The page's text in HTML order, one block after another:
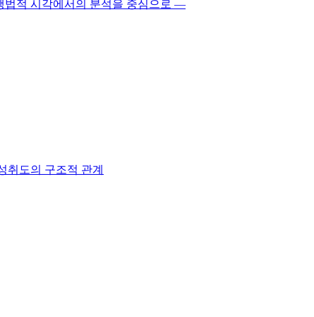
법적 시각에서의 분석을 중심으로 ―
취도의 구조적 관계